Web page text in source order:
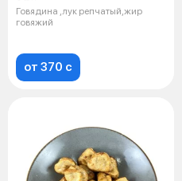
Говядина ,лук репчатый,жир
говяжий
от 370 c